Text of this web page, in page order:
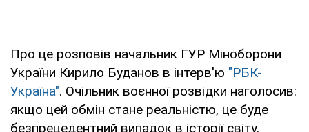
Про це розповів начальник ГУР Міноборони
України Кирило Буданов в інтерв'ю "РБК-
Україна". Очільник воєнної розвідки наголосив:
якщо цей обмін стане реальністю, це буде
безпрецедентний випадок в історії світу.